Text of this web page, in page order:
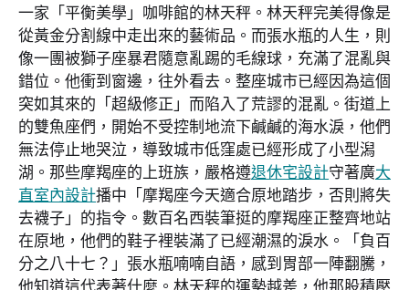
一家「平衡美學」咖啡館的林天秤。林天秤完美得像是
從黃金分割線中走出來的藝術品。而張水瓶的人生，則
像一團被獅子座暴君隨意亂踢的毛線球，充滿了混亂與
錯位。他衝到窗邊，往外看去。整座城市已經因為這個
突如其來的「超級修正」而陷入了荒謬的混亂。街道上
的雙魚座們，開始不受控制地流下鹹鹹的海水淚，他們
無法停止地哭泣，導致城市低窪處已經形成了小型潟
湖。那些摩羯座的上班族，嚴格遵退休宅設計守著廣大
直室內設計播中「摩羯座今天適合原地踏步，否則將失
去襪子」的指令。數百名西裝筆挺的摩羯座正整齊地站
在原地，他們的鞋子裡裝滿了已經潮濕的淚水。「負百
分之八十七？」張水瓶喃喃自語，感到胃部一陣翻騰，
他知道這代表著什麼。林天秤的運勢越差，他那股積壓